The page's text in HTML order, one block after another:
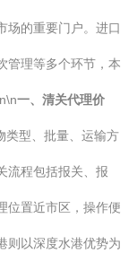
场的重要门户。进口
管理等多个环节，本
一、清关代理价
类型、批量、运输方
流程包括报关、报
位置近市区，操作便
则以深度水港优势为